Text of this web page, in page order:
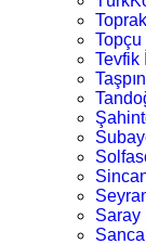
Tevfik
Saray